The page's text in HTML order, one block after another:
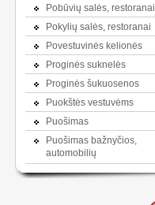
Pobūvių salės, restoranai
Pokylių salės, restoranai
Povestuvinės kelionės
Proginės suknelės
Proginės šukuosenos
Puokštės vestuvėms
Puošimas
Puošimas bažnyčios,
automobilių